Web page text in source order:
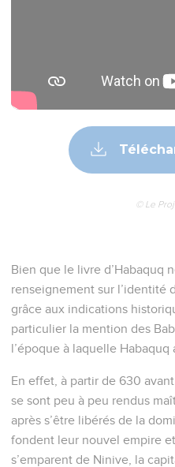
© Le
Bien que le livre d’Habaquq
renseignement sur l’identité
grâce aux indications
particulier la mention des
l’époque à laquelle Habaquq
En effet, à partir de 630
se sont peu à peu rendus
après s’être libérés de la
fondent leur nouvel empire
s’emparent de Ninive, la